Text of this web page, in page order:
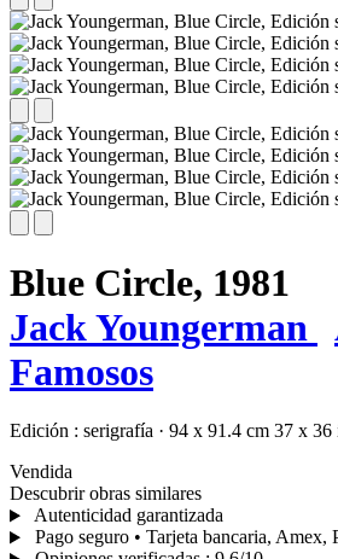
Blue Circle, 1981
Jack Youngerman
Famosos
Edición : serigrafía · 94 x 91.4 cm 37 x 36
Vendida
Descubrir obras similares
Autenticidad garantizada
Pago seguro • Tarjeta bancaria, Amex,